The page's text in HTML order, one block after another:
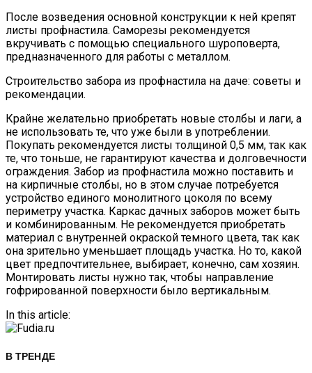
После возведения основной конструкции к ней крепят
листы профнастила. Саморезы рекомендуется
вкручивать с помощью специального шуроповерта,
предназначенного для работы с металлом.
Строительство забора из профнастила на даче: советы и
рекомендации.
Крайне желательно приобретать новые столбы и лаги, а
не использовать те, что уже были в употреблении.
Покупать рекомендуется листы толщиной 0,5 мм, так как
те, что тоньше, не гарантируют качества и долговечности
ограждения. Забор из профнастила можно поставить и
на кирпичные столбы, но в этом случае потребуется
устройство единого монолитного цоколя по всему
периметру участка. Каркас дачных заборов может быть
и комбинированным. Не рекомендуется приобретать
материал с внутренней окраской темного цвета, так как
она зрительно уменьшает площадь участка. Но то, какой
цвет предпочтительнее, выбирает, конечно, сам хозяин.
Монтировать листы нужно так, чтобы направление
гофрированной поверхности было вертикальным.
In this article:
В ТРЕНДЕ